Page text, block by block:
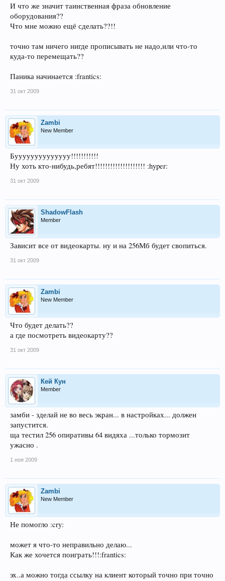
И что же значит таинственная фраза обновление
оборудования??
Что мне можно ещё сделать??!!
точно там ничего нигде прописывать не надо,или что-то
куда-то перемещать??
Паника начинается :frantics:
31 окт 2009
Zambi
New Member
Буууууууууууууу!!!!!!!!!!!
Ну хоть кто-нибудь,ребят!!!!!!!!!!!!!!!!!!!! :hyper:
31 окт 2009
ShadowFlash
Member
Зависит все от видеокарты. ну и на 256Мб будет свопиться.
31 окт 2009
Zambi
New Member
Что будет делать??
а где посмотреть видеокарту??
31 окт 2009
Кей Кун
Member
замби - зделай не во весь экран... в настройках... должен
запустится.
ща тестил 256 опиративы 64 видяха ...только тормозит
ужасно .
1 ноя 2009
Zambi
New Member
Не помогло :cry:
может я что-то неправильно делаю...
Как же хочется поиграть!!!:frantics:
эх..а можно тогда ссылку на клиент который точно при точно